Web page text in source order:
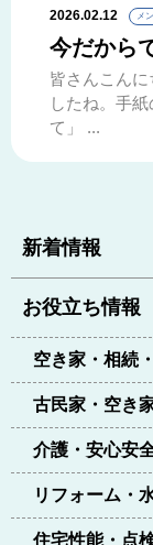
2026.02.12 メ
今だから
皆さんこん
したね。手
て」 ...
新着情報
お役立ち情報
空き家・相続
古民家・空き
介護・安心安
リフォーム・
住宅性能・点